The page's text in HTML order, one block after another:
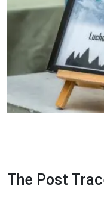
The Post